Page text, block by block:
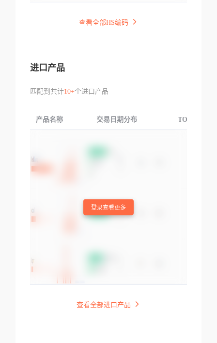
查看全部HS编码
进口产品
匹配到共计10+个进口产品
产品名称 交易日期分布 TOP3交易国
登录查看更多
查看全部进口产品